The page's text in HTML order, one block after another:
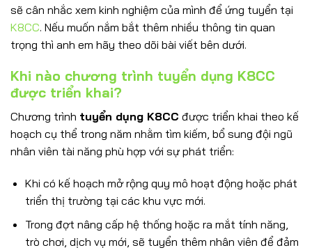
sẽ cân nhắc xem kinh nghiệm của mình để ứng tuyển tại
K8CC. Nếu muốn nắm bắt thêm nhiều thông tin quan
trọng thì anh em hãy theo dõi bài viết bên dưới.
Khi nào chương trình tuyển dụng K8CC
được triển khai?
Chương trình tuyển dụng K8CC được triển khai theo kế
hoạch cụ thể trong năm nhằm tìm kiếm, bổ sung đội ngũ
nhân viên tài năng phù hợp với sự phát triển:
Khi có kế hoạch mở rộng quy mô hoạt động hoặc phát
triển thị trường tại các khu vực mới.
Trong đợt nâng cấp hệ thống hoặc ra mắt tính năng,
trò chơi, dịch vụ mới, sẽ tuyển thêm nhân viên để đảm